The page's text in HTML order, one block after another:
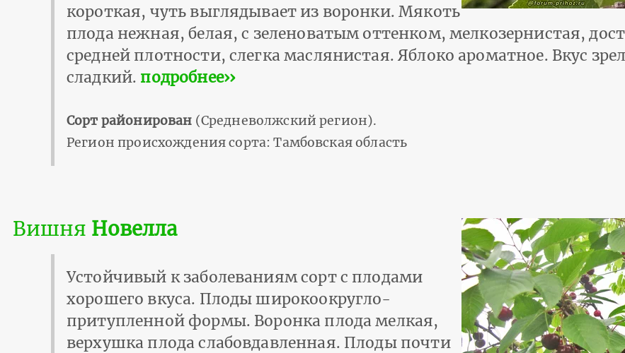
короткая, чуть выглядывает из воронки. Мякоть
плода нежная, белая, с зеленоватым оттенком, мелкозернистая,
средней плотности, слегка маслянистая. Яблоко ароматное. Вкус
сладкий. подробнее››
Сорт районирован (Средневолжский регион).
Регион происхождения сорта: Тамбовская область
Вишня Новелла
Устойчивый к заболеваниям сорт с плодами
хорошего вкуса. Плоды широкоокругло-
притупленной формы. Воронка плода мелкая,
верхушка плода слабовдавленная. Плоды почти